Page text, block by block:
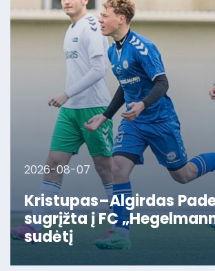
2026-08-07
Kristupas–Algirdas
sugrįžta į FC
sudėtį